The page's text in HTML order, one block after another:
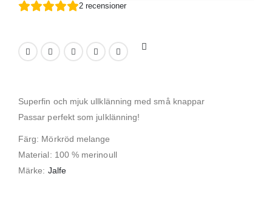
2 recensioner
Superfin och mjuk ullklänning med små knappar
Passar perfekt som julklänning!
Färg: Mörkröd melange
Material: 100 % merinoull
Märke: Jalfe